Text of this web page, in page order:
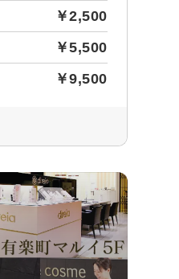
￥2,500
￥5,500
￥9,500